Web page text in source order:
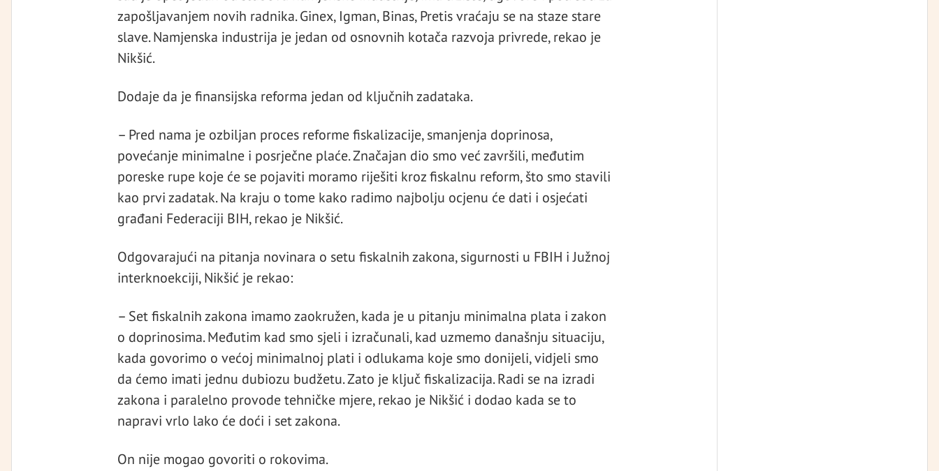
zapošljavanjem novih radnika. Ginex, Igman, Binas, Pretis vraćaju se na staze stare
slave. Namjenska industrija je jedan od osnovnih kotača razvoja privrede, rekao je
Nikšić.
Dodaje da je finansijska reforma jedan od ključnih zadataka.
– Pred nama je ozbiljan proces reforme fiskalizacije, smanjenja doprinosa,
povećanje minimalne i posrječne plaće. Značajan dio smo već završili, međutim
poreske rupe koje će se pojaviti moramo riješiti kroz fiskalnu reform, što smo stavili
kao prvi zadatak. Na kraju o tome kako radimo najbolju ocjenu će dati i osjećati
građani Federaciji BIH, rekao je Nikšić.
Odgovarajući na pitanja novinara o setu fiskalnih zakona, sigurnosti u FBIH i Južnoj
interknoekciji, Nikšić je rekao:
– Set fiskalnih zakona imamo zaokružen, kada je u pitanju minimalna plata i zakon
o doprinosima. Međutim kad smo sjeli i izračunali, kad uzmemo današnju situaciju,
kada govorimo o većoj minimalnoj plati i odlukama koje smo donijeli, vidjeli smo
da ćemo imati jednu dubiozu budžetu. Zato je ključ fiskalizacija. Radi se na izradi
zakona i paralelno provode tehničke mjere, rekao je Nikšić i dodao kada se to
napravi vrlo lako će doći i set zakona.
On nije mogao govoriti o rokovima.